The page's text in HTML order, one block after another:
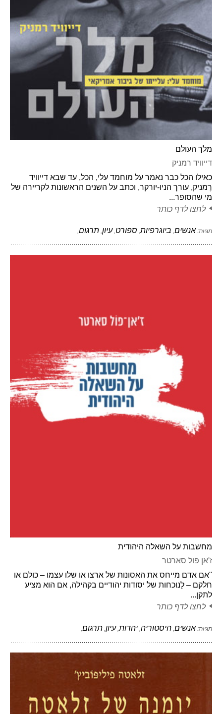
מלך העולם
דייוויד רמניק
כאילו הכל כבר נאמר על מוחמד עלי, הכל, עד שבא דייוויד
רֶמניק, עורך הניו-יורקר, וכתב על השנים הראשונות לקריירה של
מי שהסופר...
לחצו לדף כותר
תגיות: אנשים, ביוגרפיות, ספורט,עיון, תרגום,
מחשבות על השאלה היהודית
ז'אן פול סארטר
"אם אדם מייחס את האסונות של ארצו או שלו עצמו – כולם או
חלקם – לַנוכחות של יסודות יהודיים בקהילה, אם הוא מציע
לתקן...
לחצו לדף כותר
תגיות:אנשים היסטוריה יהדות ,עיון תרגום